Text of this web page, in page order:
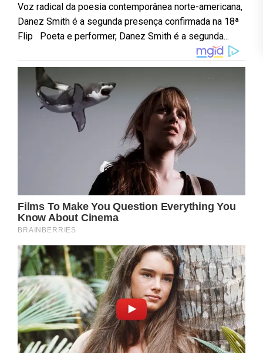
Voz radical da poesia contemporânea norte-americana,
Danez Smith é a segunda presença confirmada na 18ª
Flip Poeta e performer, Danez Smith é a segunda...